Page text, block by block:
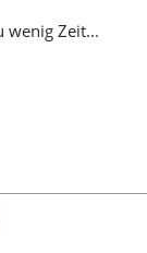
wenig Zeit...